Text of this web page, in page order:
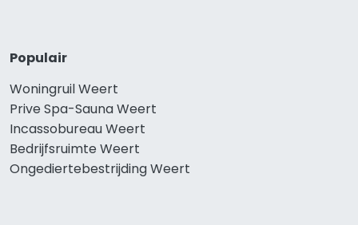
Populair
Woningruil Weert
Prive Spa-Sauna Weert
Incassobureau Weert
Bedrijfsruimte Weert
Ongediertebestrijding Weert